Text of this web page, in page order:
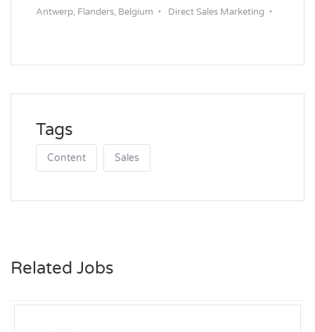
Antwerp, Flanders, Belgium
Direct Sales Marketing
Tags
Content Sales
Related Jobs